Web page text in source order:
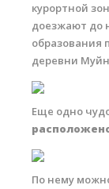
курортной
доезжают до
образования
деревни
Еще одно
По нему